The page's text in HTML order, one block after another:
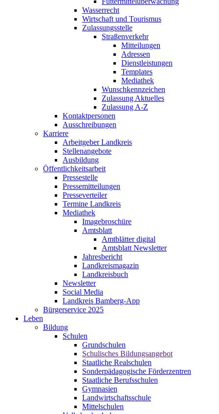
Wasserrecht
Wirtschaft und Tourismus
Zulassungsstelle
Straßenverkehr
Mitteilungen
Adressen
Dienstleistungen
Templates
Mediathek
Wunschkennzeichen
Zulassung Aktuelles
Zulassung A-Z
Kontaktpersonen
Ausschreibungen
Karriere
Arbeitgeber Landkreis
Stellenangebote
Ausbildung
Öffentlichkeitsarbeit
Pressestelle
Pressemitteilungen
Presseverteiler
Termine Landkreis
Mediathek
Imagebroschüre
Amtsblatt
Amtblätter digital
Amtsblatt Newsletter
Jahresbericht
Landkreismagazin
Landkreisbuch
Newsletter
Social Media
Landkreis Bamberg-App
Bürgerservice 2025
Leben
Bildung
Schulen
Grundschulen
Schulisches Bildungsangebot
Staatliche Realschulen
Sonderpädagogische Förderzentren
Staatliche Berufsschulen
Gymnasien
Landwirtschaftsschule
Mittelschulen